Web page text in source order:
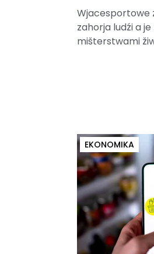
Wjacesportowe
zahorja ludźi a
mišterstwami
EKONOMIKA